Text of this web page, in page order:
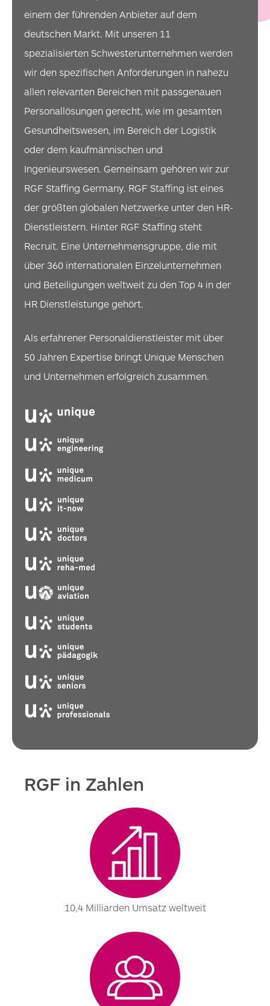
einem der führenden Anbieter auf dem
deutschen Markt. Mit unseren 11
spezialisierten Schwesterunternehmen werden
wir den spezifischen Anforderungen in nahezu
allen relevanten Bereichen mit passgenauen
Personallösungen gerecht, wie im gesamten
Gesundheitswesen, im Bereich der Logistik
oder dem kaufmännischen und
Ingenieurswesen. Gemeinsam gehören wir zur
RGF Staffing Germany. RGF Staffing ist eines
der größten globalen Netzwerke unter den HR-
Dienstleistern. Hinter RGF Staffing steht
Recruit. Eine Unternehmensgruppe, die mit
über 360 internationalen Einzelunternehmen
und Beteiligungen weltweit zu den Top 4 in der
HR Dienstleistunge gehört.
Als erfahrener Personaldienstleister mit über
50 Jahren Expertise bringt Unique Menschen
und Unternehmen erfolgreich zusammen.
RGF in Zahlen
10,4 Milliarden Umsatz weltweit